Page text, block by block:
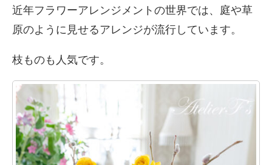
近年フラワーアレンジメントの世界では、庭や草
原のように見せるアレンジが流行しています。
枝ものも人気です。